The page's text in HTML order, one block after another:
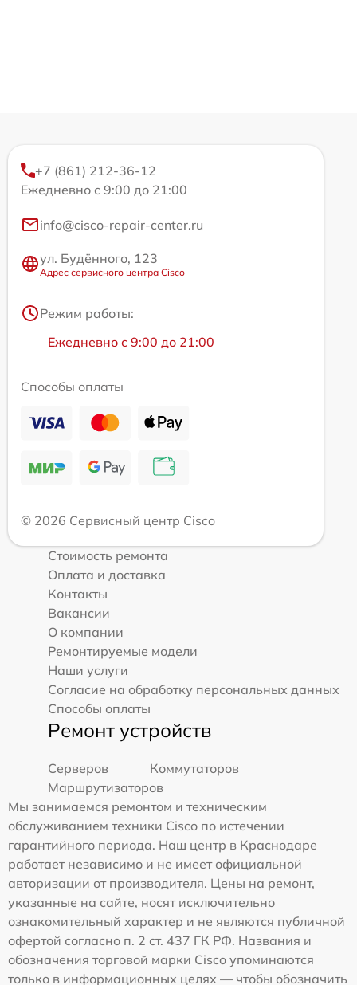
+7 (861) 212-36-12
Ежедневно с 9:00 до 21:00
info@cisco-repair-center.ru
ул. Будённого, 123
Адрес сервисного центра Cisco
Режим работы:
Ежедневно с 9:00 до 21:00
Способы оплаты
© 2026 Сервисный центр Cisco
Стоимость ремонта
Оплата и доставка
Контакты
Вакансии
О компании
Ремонтируемые модели
Наши услуги
Согласие на обработку персональных данных
Способы оплаты
Ремонт устройств
Серверов
Коммутаторов
Маршрутизаторов
Мы занимаемся ремонтом и техническим
обслуживанием техники Cisco по истечении
гарантийного периода. Наш центр в Краснодаре
работает независимо и не имеет официальной
авторизации от производителя. Цены на ремонт,
указанные на сайте, носят исключительно
ознакомительный характер и не являются публичной
офертой согласно п. 2 ст. 437 ГК РФ. Названия и
обозначения торговой марки Cisco упоминаются
только в информационных целях — чтобы обозначить